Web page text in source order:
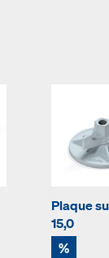
Plaque
15,0
%